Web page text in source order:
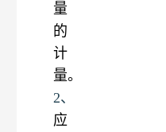
量
的
计
量。
2、
应